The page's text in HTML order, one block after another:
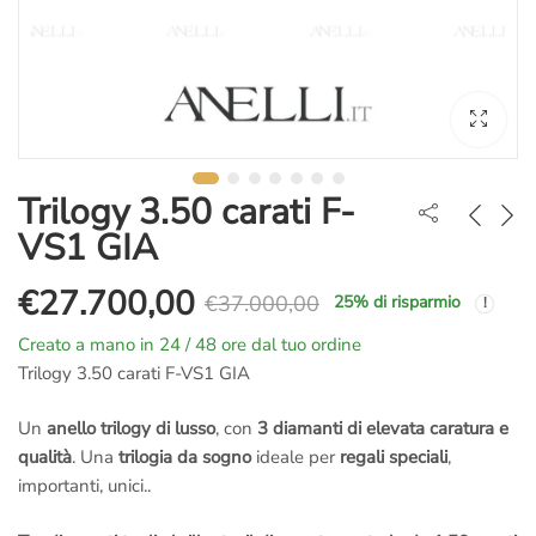
Trilogy 3.50 carati F-
VS1 GIA
€37.000,00
Il
prezzo
originale
era:
€27.700,00
Il
prezzo
attuale
è:
25% di risparmio
Creato a mano in 24 / 48 ore dal tuo ordine
Trilogy 3.50 carati F-VS1 GIA
Un anello trilogy di lusso, con 3 diamanti di elevata caratura e
qualità. Una trilogia da sognoideale per regali speciali,
importanti, unici..